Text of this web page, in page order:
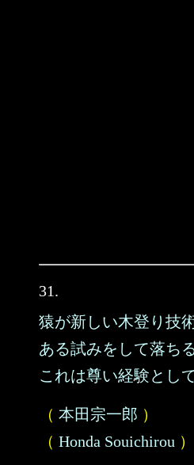
31.
猿が新しい木登り技
ある試みをして落ち
これは尊い経験とし
（ 本田宗一郎 ）
（ Honda Souichirou ）